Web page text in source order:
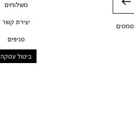
משלוחים
יצירת קשר
סניפים
ביטול עסקה